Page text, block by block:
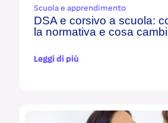
Scuola e apprendimento
DSA e corsivo a scuola:
la normativa e cosa
Leggi di più